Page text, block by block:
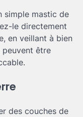
simple mastic de
le directement
en veillant à bien
peuvent être
des couches de